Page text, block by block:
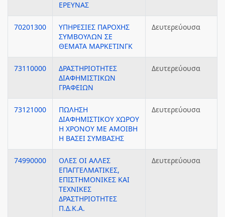
ΕΡΕΥΝΑΣ
70201300
ΥΠΗΡΕΣΙΕΣ ΠΑΡΟΧΗΣ
ΣΥΜΒΟΥΛΩΝ ΣΕ
ΘΕΜΑΤΑ ΜΑΡΚΕΤΙΝΓΚ
Δευτερεύουσα
73110000
ΔΡΑΣΤΗΡΙΟΤΗΤΕΣ
ΔΙΑΦΗΜΙΣΤΙΚΩΝ
ΓΡΑΦΕΙΩΝ
Δευτερεύουσα
73121000
ΠΩΛΗΣΗ
ΔΙΑΦΗΜΙΣΤΙΚΟΥ ΧΩΡΟΥ
Η ΧΡΟΝΟΥ ΜΕ ΑΜΟΙΒΗ
Η ΒΑΣΕΙ ΣΥΜΒΑΣΗΣ
Δευτερεύουσα
74990000
ΟΛΕΣ ΟΙ ΑΛΛΕΣ
ΕΠΑΓΓΕΛΜΑΤΙΚΕΣ,
ΕΠΙΣΤΗΜΟΝΙΚΕΣ ΚΑΙ
ΤΕΧΝΙΚΕΣ
ΔΡΑΣΤΗΡΙΟΤΗΤΕΣ
Π.Δ.Κ.Α.
Δευτερεύουσα